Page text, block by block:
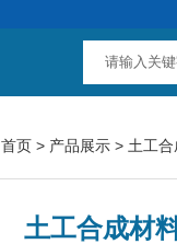
首页 > 产品展示 > 土工
土工合成材